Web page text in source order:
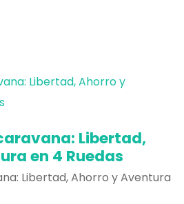
Libertad,
en 4 Ruedas
Libertad, Ahorro y Aventura